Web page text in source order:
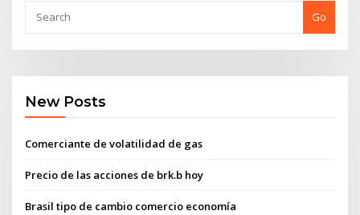
Go
New Posts
Comerciante de volatilidad de gas
Precio de las acciones de brk.b hoy
Brasil tipo de cambio comercio economía